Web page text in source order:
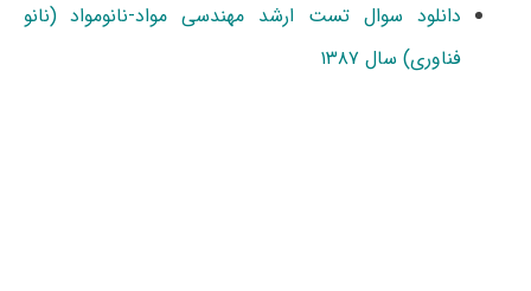
دانلود سوال تست ارشد مهندسی مواد-نانومواد (نانو
فناوری) سال ۱۳۸۷